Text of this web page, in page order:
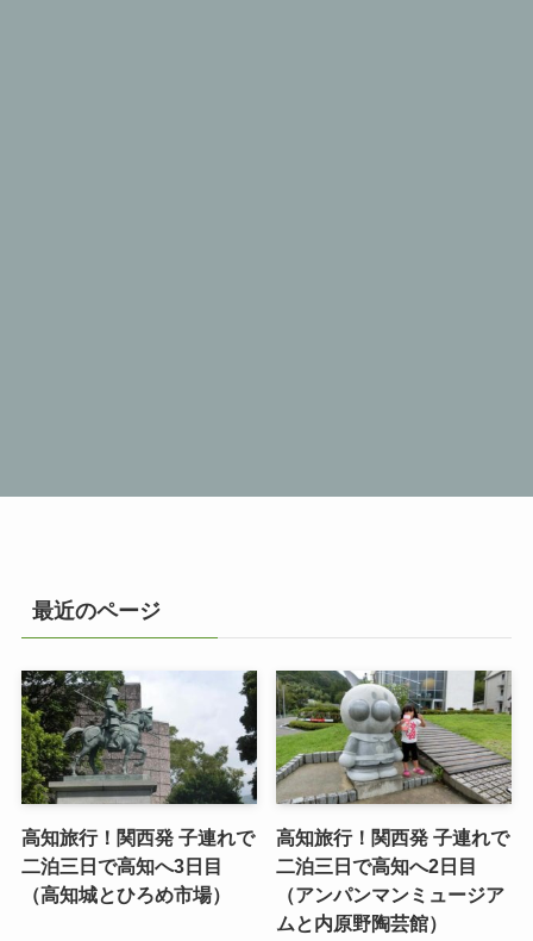
最近のページ
高知旅行！関西発 子連れで
二泊三日で高知へ3日目
（高知城とひろめ市場）
高知旅行！関西発 子連れで
二泊三日で高知へ2日目
（アンパンマンミュージア
ムと内原野陶芸館）